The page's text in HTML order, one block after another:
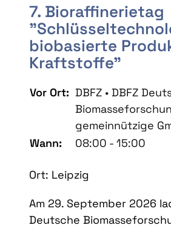
7. Bioraffinerietag
biobasierte
Kraftstoffe"
Vor Ort: DBFZ • DBFZ
gemeinnützige
Wann:
08:00 - 15:00
Ort: Leipzig
Am 29. September 2026
Deutsche